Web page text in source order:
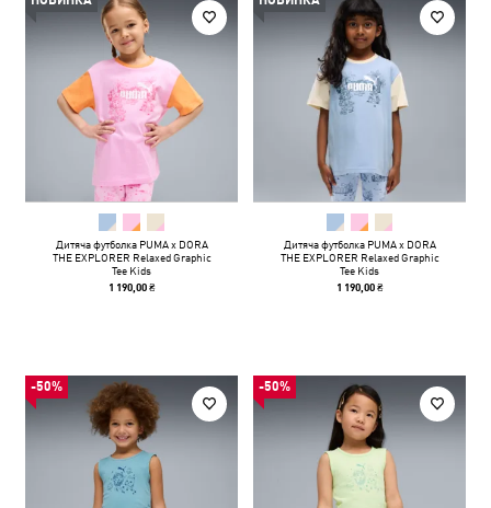
Дитяча футболка PUMA x DORA
THE EXPLORER Relaxed Graphic
Tee Kids
1 190,00 ₴
Дитяча футболка PUMA x DORA
THE EXPLORER Relaxed Graphic
Tee Kids
1 190,00 ₴
-50% -50%